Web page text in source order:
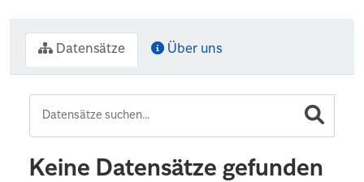
Datensätze Über uns
Keine Datensätze gefunden